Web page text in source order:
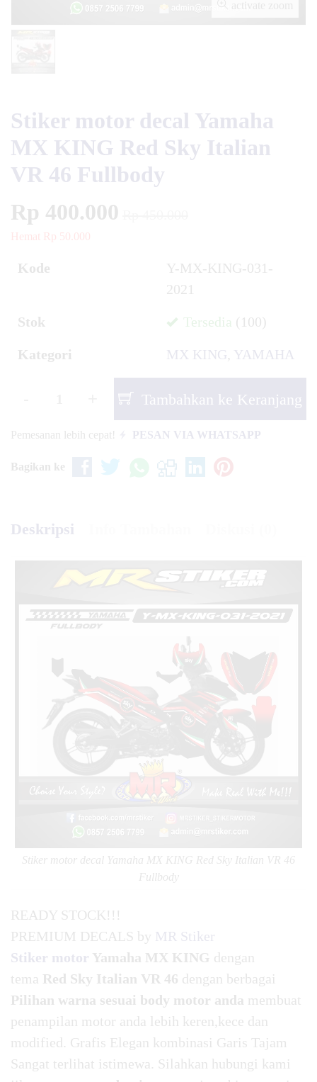
activate zoom
Stiker motor decal Yamaha
MX KING Red Sky Italian
VR 46 Fullbody
Rp 400.000
Hemat Rp 50.000
Kode
Y-MX-KING-031-
2021
Stok Tersedia (100)
Kategori MX KING, YAMAHA
Tambahkan ke Keranjang
Pemesanan lebih cepat! PESAN VIA WHATSAPP
Bagikan ke
Deskripsi
Stiker motor decal Yamaha MX KING Red Sky Italian VR 46
Fullbody
READY STOCK!!!
PREMIUM DECALS by MR Stiker
Stiker motor Yamaha MX KING dengan
tema Red Sky Italian VR 46 dengan berbagai
Pilihan warna sesuai body motor anda membuat
penampilan motor anda lebih keren,kece dan
modified. Grafis Elegan kombinasi Garis Tajam
Sangat terlihat istimewa. Silahkan hubungi kami